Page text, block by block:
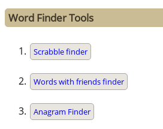
Word Finder Tools
Scrabble finder
Words with friends finder
Anagram Finder